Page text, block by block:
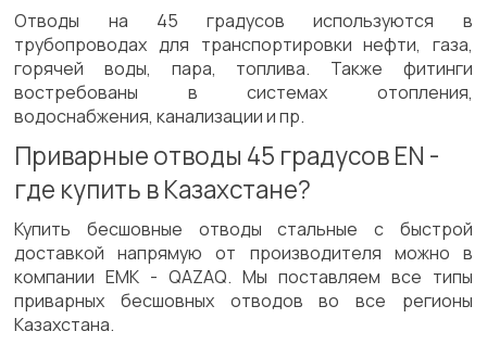
Отводы на 45 градусов используются в
трубопроводах для транспортировки нефти, газа,
горячей воды, пара, топлива. Также фитинги
востребованы в системах отопления,
водоснабжения, канализации и пр.
Приварные отводы 45 градусов EN -
где купить в Казахстане?
Купить бесшовные отводы стальные с быстрой
доставкой напрямую от производителя можно в
компании ЕМК - QAZAQ. Мы поставляем все типы
приварных бесшовных отводов во все регионы
Казахстана.